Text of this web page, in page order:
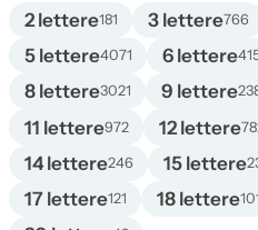
2 lettere181 3 lettere766
5 lettere4071 6 lettere
8 lettere3021 9 lettere
11 lettere972 12 lettere
14 lettere246 15 lettere
17 lettere121 18 lettere